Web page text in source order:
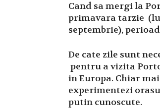
Cand sa mergi la
primavara tarzie
septembrie),
De cate zile sunt
pentru a vizita
in Europa. Chiar
experimentezi
putin cunoscute.